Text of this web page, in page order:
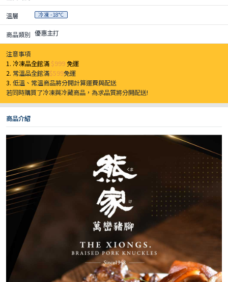
溫層 冷凍 -18°C
商品類別 優惠主打
注意事項
1. 冷凍品全館滿 $999免運
2. 常溫品全館滿$599免運
3.低溫、常溫商品將分開計算運費與配送
若同時購買了冷凍與冷藏商品，為求品質將分開配送!
商品介紹